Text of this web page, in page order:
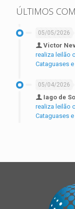
ÚLTIMOS
05/05/2026
Victor
realiza leilão
Cataguases e
05/04/2026
Iago de
realiza leilão
Cataguases e